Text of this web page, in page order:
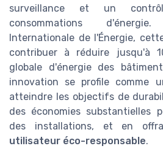
surveillance et un
consommations
Internationale de l'Énergie,
contribuer à réduire jusqu'à
globale d'énergie des
innovation se profile comme
atteindre les objectifs de
des économies substantielles
des installations, et en
utilisateur éco-responsable.